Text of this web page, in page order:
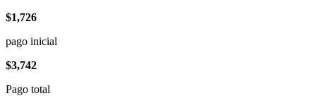
$1,726
pago inicial
$3,742
Pago total